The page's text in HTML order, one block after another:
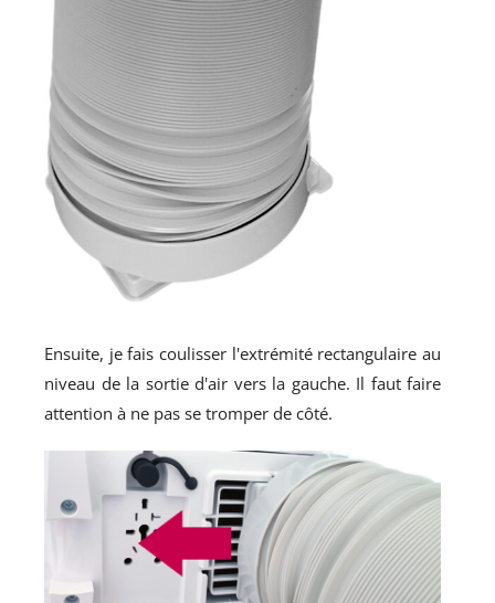
Ensuite, je fais coulisser l'extrémité rectangulaire au
niveau de la sortie d'air vers la gauche. Il faut faire
attention à ne pas se tromper de côté.